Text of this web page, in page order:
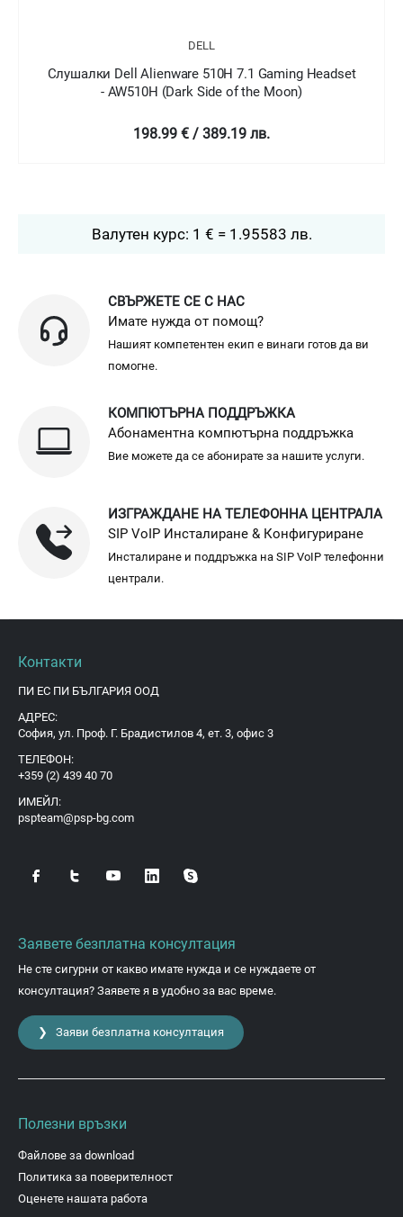
DELL
Слушалки Dell Alienware 510H 7.1 Gaming Headset
- AW510H (Dark Side of the Moon)
198.99 € / 389.19 лв.
Валутен курс: 1 € = 1.95583 лв.
СВЪРЖЕТЕ СЕ С НАС
Имате нужда от помощ?
Нашият компетентен екип е винаги готов да ви
помогне.
КОМПЮТЪРНА ПОДДРЪЖКА
Абонаментна компютърна поддръжка
Вие можете да се абонирате за нашите услуги.
ИЗГРАЖДАНЕ НА ТЕЛЕФОННА ЦЕНТРАЛА
SIP VoIP Инсталиране & Конфигуриране
Инсталиране и поддръжка на SIP VoIP телефонни
централи.
Контакти
ПИ ЕС ПИ БЪЛГАРИЯ ООД
АДРЕС:
София, ул. Проф. Г. Брадистилов 4, ет. 3, офис 3
ТЕЛЕФОН:
+359 (2) 439 40 70
ИМЕЙЛ:
pspteam@psp-bg.com
Заявете безплатна консултация
Не сте сигурни от какво имате нужда и се нуждаете от
консултация? Заявете я в удобно за вас време.
❯ Заяви безплатна консултация
Полезни връзки
Файлове за download
Политика за поверителност
Оценете нашата работа